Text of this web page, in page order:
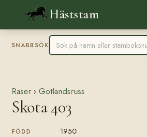
Häststam
SNABBSÖK
Raser › Gotlandsruss
Skota 403
FÖDD 1950